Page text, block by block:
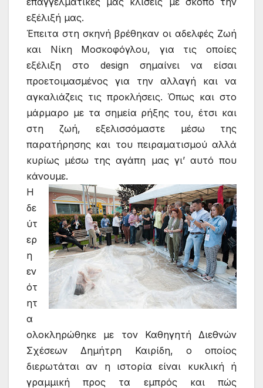
εξέλιξή μας.
Έπειτα στη σκηνή βρέθηκαν οι αδελφές Ζωή
και Νίκη Μοσκοφόγλου, για τις οποίες
εξέλιξη στο design σημαίνει να είσαι
προετοιμασμένος για την αλλαγή και να
αγκαλιάζεις τις προκλήσεις. Όπως και στο
μάρμαρο με τα σημεία ρήξης του, έτσι και
στη ζωή, εξελισσόμαστε μέσω της
παρατήρησης και του πειραματισμού αλλά
κυρίως μέσω της αγάπη μας γι’ αυτό που
κάνουμε.
Η
δε
ύτ
ερ
η
εν
ότ
ητ
α
ολοκληρώθηκε με τον Καθηγητή Διεθνών
Σχέσεων Δημήτρη Καιρίδη, ο οποίος
διερωτάται αν η ιστορία είναι κυκλική ή
γραμμική προς τα εμπρός και πώς